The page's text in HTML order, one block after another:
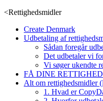
<Rettighedsmidler
Create Denmark
Udbetaling af
Sådan foregår
Det udbetaler vi
Vi søger ukendte
FÅ DINE
Alt om rettighedsmidler
1. Hvad er